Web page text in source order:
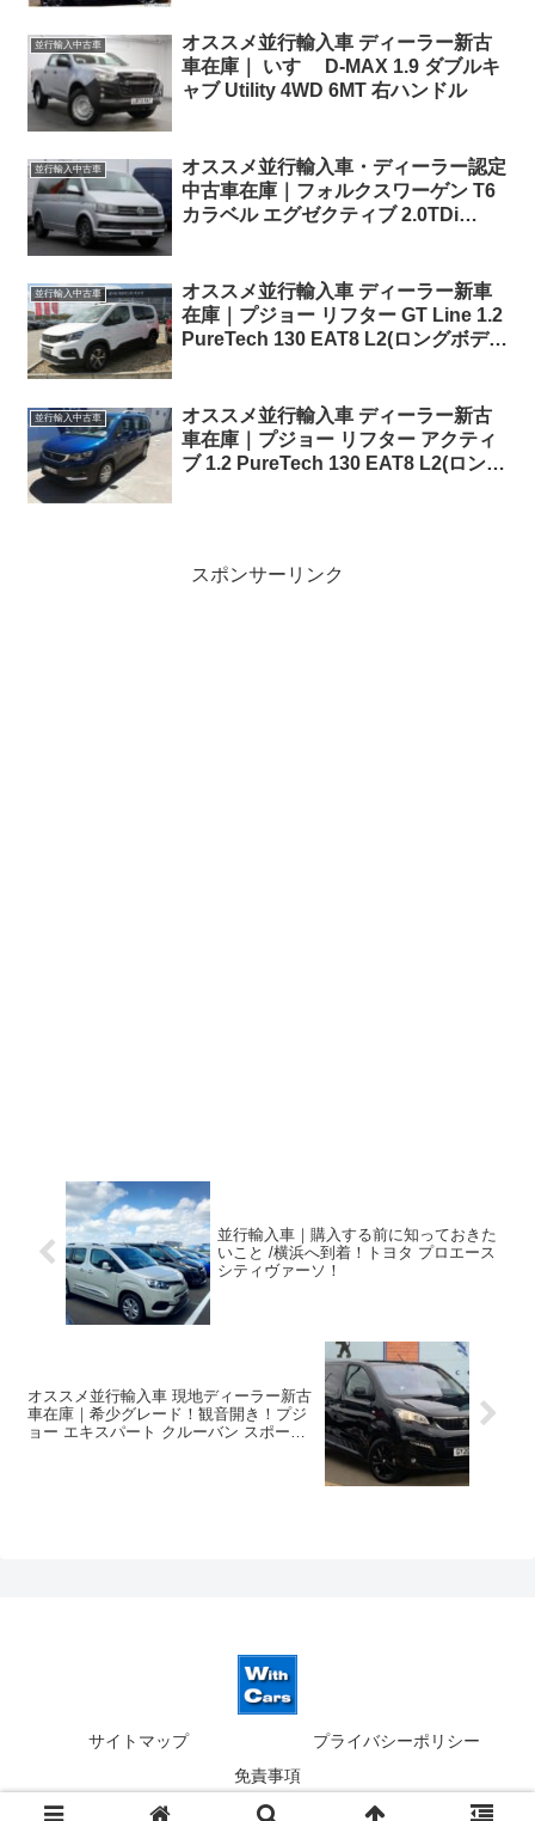
並行輸入中古車
オススメ並行輸入車 ディーラー新古
車在庫｜ いすゞ D-MAX 1.9 ダブルキ
ャブ Utility 4WD 6MT 右ハンドル
並行輸入中古車
オススメ並行輸入車・ディーラー認定
中古車在庫｜フォルクスワーゲン T6
カラベル エグゼクティブ 2.0TDi
並行輸入中古車
オススメ並行輸入車 ディーラー新車
在庫｜プジョー リフター GT Line 1.2
PureTech 130 EAT8 L2(ロングボディ
並行輸入中古車
オススメ並行輸入車 ディーラー新古
車在庫｜プジョー リフター アクティ
ブ 1.2 PureTech 130 EAT8 L2(ロング
スポンサーリンク
並行輸入車｜購入する前に知っておきた
いこと /横浜へ到着！トヨタ プロエース
シティヴァーソ！
オススメ並行輸入車 現地ディーラー新古
車在庫｜希少グレード！観音開き！プジ
ョー エキスパート クルーバン スポーツ
サイトマップ
プライバシーポリシー
免責事項